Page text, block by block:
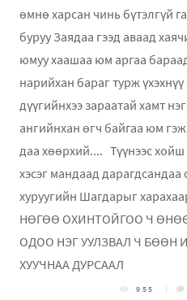
өмнө харсан чинь бүтэлгүй
буруу Заядаа гээд аваад
юмуу хаашаа юм аргаа
нарийхан бараг турж
дүүгийнхээ зараатай хамт
ангийнхан өгч байгаа юм
даа хөөрхий.... Түүнээс
хэсэг мандаад
хуруугийн Шагдарыг
НӨГӨӨ ОХИНТОЙГОО Ч
ОДОО НЭГ УУЛЗВАЛ Ч БӨӨН
ХУУЧНАА ДУРСААЛ
955